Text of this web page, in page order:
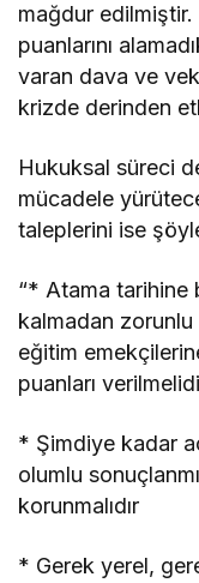
mağdur edilmiştir.
puanlarını
varan dava ve
krizde derinden
Hukuksal süreci
mücadele
taleplerini ise
“* Atama tarihine
kalmadan
eğitim
puanları
* Şimdiye kadar
olumlu
korunmalıdır
* Gerek yerel,